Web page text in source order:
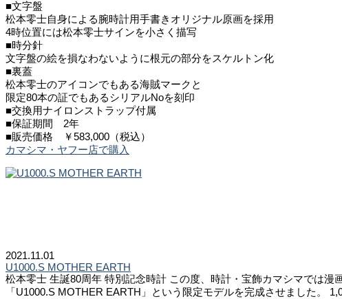
■文字盤
松本零士自身による腕時計用手書きオリジナル原画を採用
4時位置には松本零士サインを小さく描写
■時分針
文字盤の絵を損なわないように根元の部分をスケルトン化
■裏蓋
松本零士のアイコンでもある海賊マークと
限定80本の証でもあるシリアルNoを刻印
■交換用ナイロンストラップ付属
■保証期間 2年
■販売価格 ￥583,000（税込）
カマシマ・ヤフー店で購入
2021.11.01
U1000.S MOTHER EARTH
松本零士 生誕80周年 特別記念時計 この度、時計・宝飾カマシマでは
「U1000.S MOTHER EARTH」という限定モデルを完成させました。